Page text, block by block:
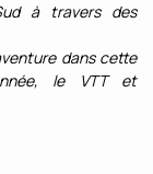
à travers des
dans cette
le VTT et